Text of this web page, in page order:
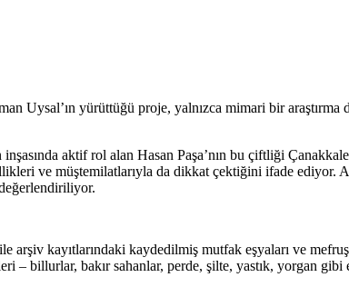
yürüttüğü proje, yalnızca mimari bir araştırma
aktif rol alan Hasan Paşa’nın bu çiftliği
ve müştemilatlarıyla da dikkat çektiğini ifade ediyor.
kayıtlarındaki kaydedilmiş mutfak eşyaları ve
– billurlar, bakır sahanlar, perde, şilte, yastık, yorgan